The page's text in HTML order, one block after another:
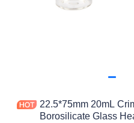
22.5*75mm 20mL
Borosilicate Glass